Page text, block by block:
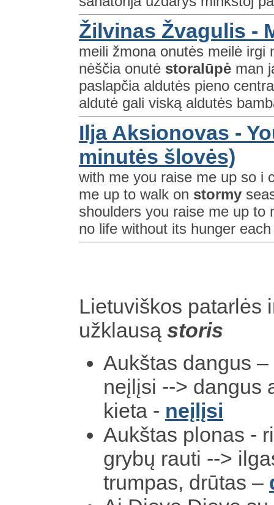
Žilvinas Žvagulis -
meili žmona onutės meilė irgi
nėščia onutė storalūpė man
paslapčia aldutės pieno
aldutė gali viską aldutės
Ilja Aksionovas -
minutės šlovės)
with me you raise me up so i
me up to walk on stormy
shoulders you raise me up to
no life without its hunger
Lietuviškos patarlės
užklausą storis
Aukštas dangus
neįlįsi --> dangus
kieta - neįlįsi
Aukštas plonas -
grybų rauti -->
trumpas, drūtas –